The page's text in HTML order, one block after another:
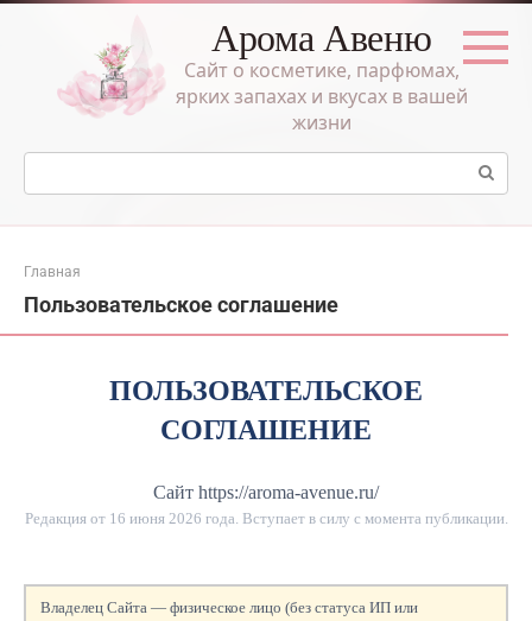
Перейти
Арома Авеню
Сайт о косметике, парфюмах,
ярких запахах и вкусах в вашей
жизни
Поиск:
Главная
Пользовательское соглашение
ПОЛЬЗОВАТЕЛЬСКОЕ
СОГЛАШЕНИЕ
Сайт https://aroma-avenue.ru/
Редакция от 16 июня 2026 года . Вступает в силу с момента публикации.
Владелец Сайта — физическое лицо (без статуса ИП или